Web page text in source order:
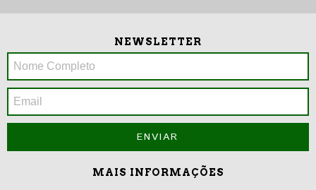
NEWSLETTER
MAIS INFORMAÇÕES